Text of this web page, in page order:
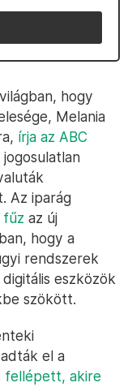
hogy
Melania
írja az ABC
Az iparág
fűz az új
hogy a
rendszerek
eszközök
szökött.
el a
fellépett, akire